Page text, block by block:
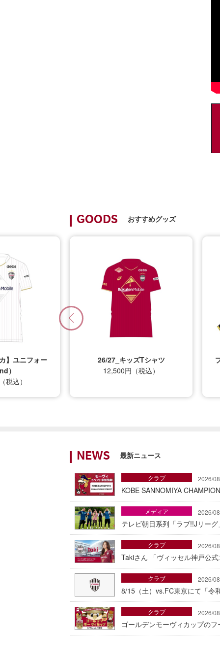
GOODS おすすめグッズ
】ユニフォー
）
税込）
26/27_キッズTシャツ
12,500円（税込）
NEWS 最新ニュース
2026/
KOBE SANNOMIYA
クラブ
2026/
テレビ朝日系列「ラブ!!Jリー
メディア
2026/
Takiさん 「ヴィッセル神戸公
クラブ
2026/
8/15（土）vs.FC東京にて「令
クラブ
2026/
ゴールデンモーヴィカップの
クラブ